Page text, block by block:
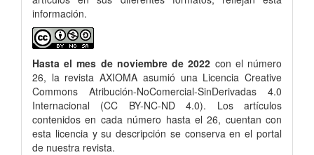
información.
Hasta el mes de noviembre de 2022 con el número
26, la revista AXIOMA asumió una Licencia Creative
Commons Atribución-NoComercial-SinDerivadas 4.0
Internacional (CC BY-NC-ND 4.0). Los artículos
contenidos en cada número hasta el 26, cuentan con
esta licencia y su descripción se conserva en el portal
de nuestra revista.